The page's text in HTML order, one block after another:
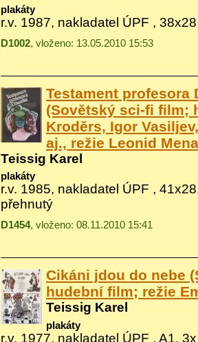
plakáty
r.v. 1987, nakladatel ÚPF , 38x28
D1002, vloženo: 13.05.2010 15:53
Testament profesora
(Sovětský sci-fi film;
Kroděrs, Igor
aj., režie Leonid
Teissig Karel
plakáty
r.v. 1985, nakladatel ÚPF ,
přehnutý
D1454, vloženo: 08.11.2010 15:41
Cikáni jdou do nebe
hudební film; režie
Teissig Karel
plakáty
r.v. 1977, nakladatel ÚPF , A1,